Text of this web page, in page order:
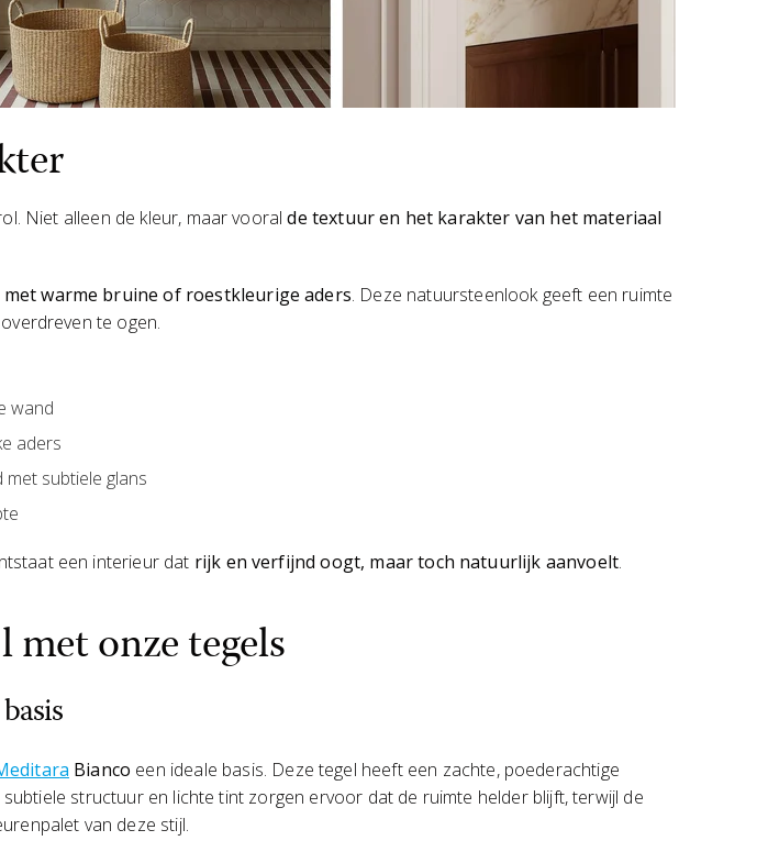
Niet alleen de kleur, maar vooralde textuur en het karakter van het materiaal
warme bruine of roestkleurige aders. Deze natuursteenlook geeft een ruimte
te ogen.
wand
aders
subtiele glans
een interieur dat rijk en verfijnd oogt, maar toch natuurlijk aanvoelt.
met onze tegels
Bianco een ideale basis. Deze tegel heeft een zachte, poederachtige
structuur en lichte tint zorgen ervoor dat de ruimte helder blijft, terwijl de
van deze stijl.